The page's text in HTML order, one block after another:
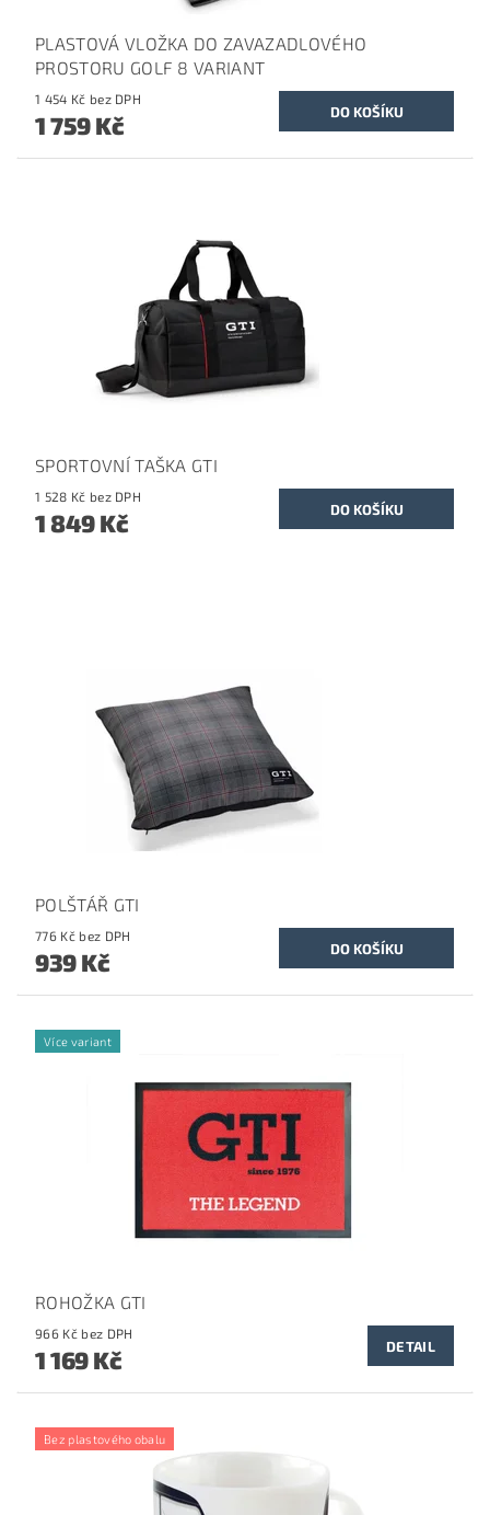
PLASTOVÁ VLOŽKA DO ZAVAZADLOVÉHO
PROSTORU GOLF 8 VARIANT
1 454 Kč bez DPH
1 759 Kč
SPORTOVNÍ TAŠKA GTI
1 528 Kč bez DPH
1 849 Kč
POLŠTÁŘ GTI
776 Kč bez DPH
939 Kč
Více variant
ROHOŽKA GTI
966 Kč bez DPH
1 169 Kč DETAIL
Bez plastového obalu